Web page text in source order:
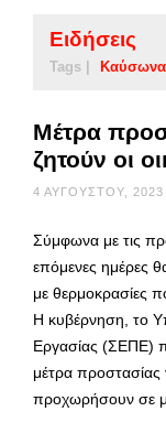
Ειδήσεις
Tags |
Μέτρα
ζητούν οι
4 ΑΥΓΟΎΣΤΟΥ, 2023
Σύμφωνα με τις
επόμενες ημέρες
με θερμοκρασίες
Η κυβέρνηση, το
Εργασίας (ΣΕΠΕ)
μέτρα
προχωρήσουν σε